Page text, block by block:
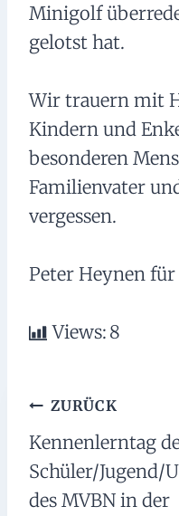
Minigolf
gelotst hat.
Wir trauern mit
Kindern und
besonderen
Familienvater
vergessen.
Peter Heynen für
Views: 8
ZURÜCK
Kennenlerntag
Schüler/Jugend/
des MVBN in der